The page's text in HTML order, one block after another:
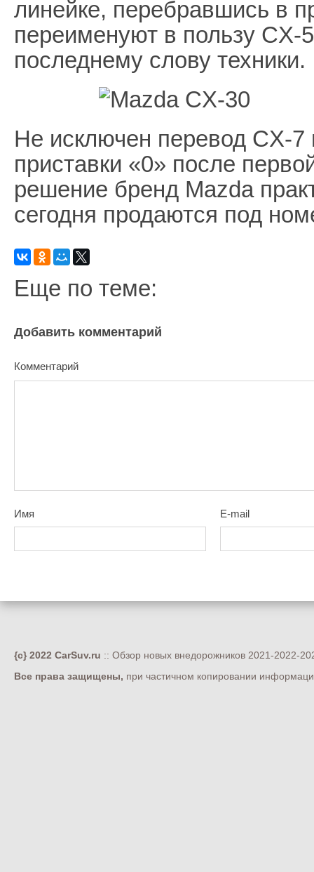
линейке, перебравшись в
переименуют в пользу CX-
последнему слову техники.
Не исключен перевод CX-7
приставки «0» после
решение бренд Mazda
сегодня продаются под
Еще по теме:
Добавить комментарий
Комментарий
Имя E-mail
{c} 2022 CarSuv.ru :: Обзор новых внедорожников 2021-2022-
Все права защищены, при частичном копировании